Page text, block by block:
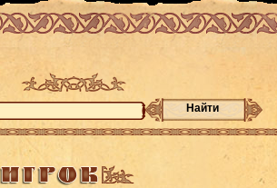
Найти